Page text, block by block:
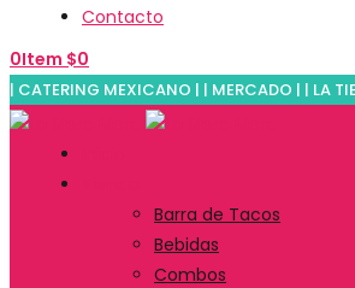
Contacto
0Item $0
| CATERING MEXICANO | | MERCADO | | LA
Barra de Tacos
Bebidas
Combos